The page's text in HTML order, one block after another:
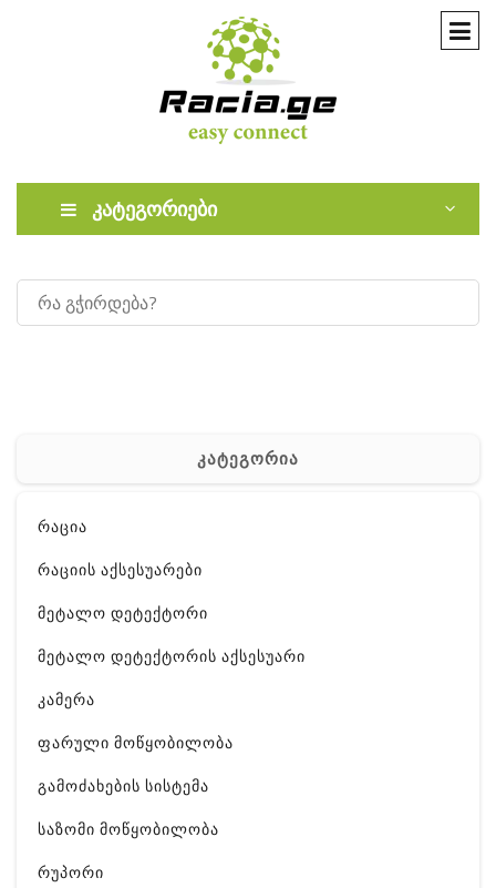
კატეგორიები
კატეგორია
რაცია
რაციის აქსესუარები
მეტალო დეტექტორი
მეტალო დეტექტორის აქსესუარი
კამერა
ფარული მოწყობილობა
გამოძახების სისტემა
საზომი მოწყობილობა
რუპორი